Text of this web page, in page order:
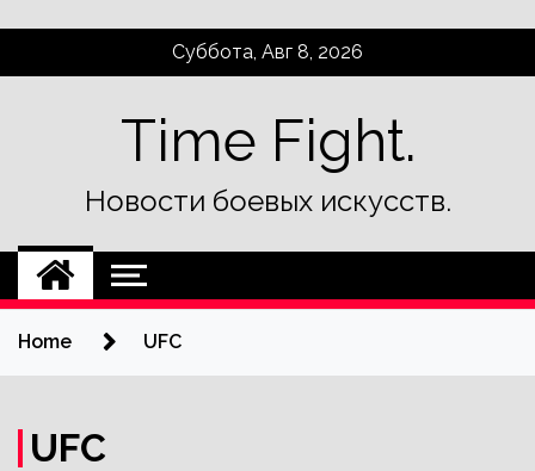
Суббота, Авг 8, 2026
Time Fight.
Новости боевых искусств.
Home UFC
UFC